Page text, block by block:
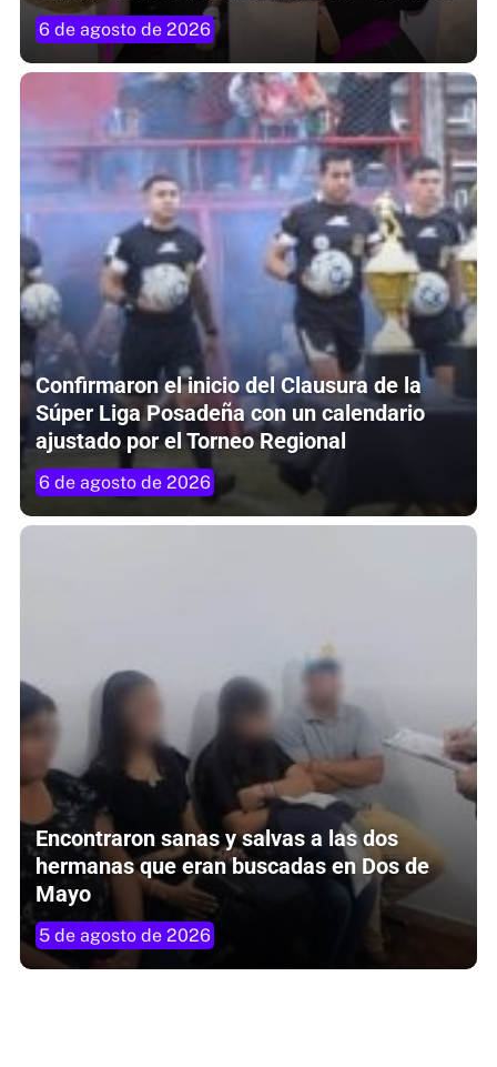
6 de agosto de 2026
Confirmaron el inicio del Clausura de la
Súper Liga Posadeña con un calendario
ajustado por el Torneo Regional
6 de agosto de 2026
Encontraron sanas y salvas a las dos
hermanas que eran buscadas en Dos de
Mayo
5 de agosto de 2026